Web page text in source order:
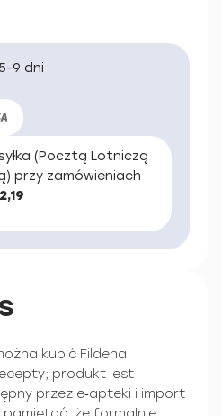
9 dni
(Pocztą Lotniczą
przy zamówieniach
kupić Fildena
produkt jest
przez e‑apteki i import